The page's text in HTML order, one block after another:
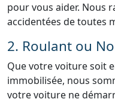
pour vous aider. Nous
accidentées de toutes
2. Roulant ou
Que votre voiture soit
immobilisée, nous
votre voiture ne